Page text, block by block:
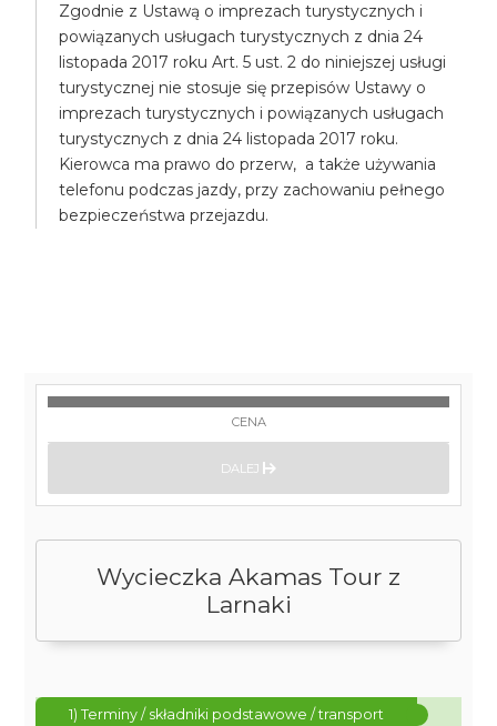
Zgodnie z Ustawą o imprezach turystycznych i
powiązanych usługach turystycznych z dnia 24
listopada 2017 roku Art. 5 ust. 2 do niniejszej usługi
turystycznej nie stosuje się przepisów Ustawy o
imprezach turystycznych i powiązanych usługach
turystycznych z dnia 24 listopada 2017 roku.
Kierowca ma prawo do przerw, a także używania
telefonu podczas jazdy, przy zachowaniu pełnego
bezpieczeństwa przejazdu.
Wycieczka Akamas Tour z
Larnaki
1) Terminy / składniki podstawowe / transport
CENA
DALEJ